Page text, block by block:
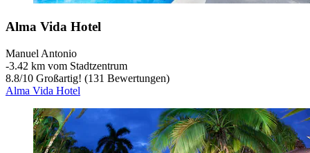
Alma Vida Hotel
Manuel Antonio
‐3.42 km vom Stadtzentrum
8.8/10 Großartig! (131 Bewertungen)
Alma Vida Hotel